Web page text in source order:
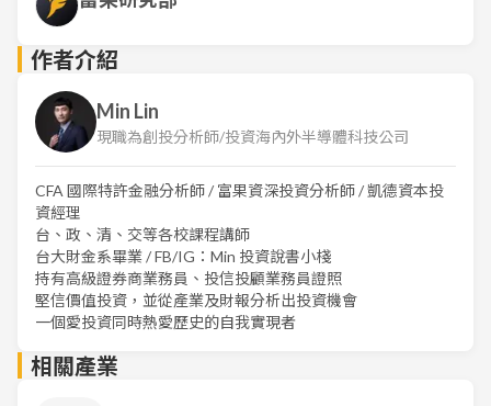
作者介紹
Min Lin
現職為創投分析師/投資海內外半導體科技公司
CFA 國際特許金融分析師 / 富果資深投資分析師 / 凱德資本投
資經理
台、政、清、交等各校課程講師
台大財金系畢業 / FB/IG：Min 投資說書小棧
持有高級證券商業務員、投信投顧業務員證照
堅信價值投資，並從產業及財報分析出投資機會
一個愛投資同時熱愛歷史的自我實現者
相關產業